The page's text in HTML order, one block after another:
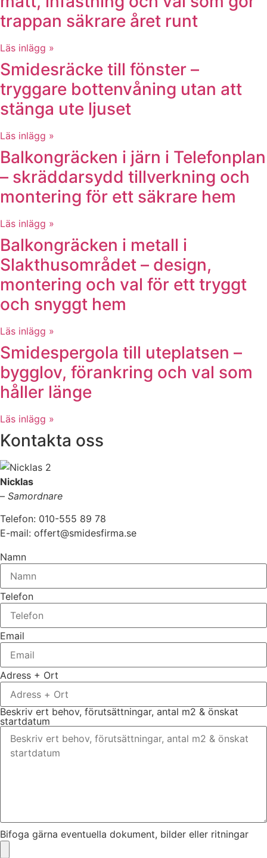
trappan säkrare året runt
Läs inlägg »
Smidesräcke till fönster –
tryggare bottenvåning utan att
stänga ute ljuset
Läs inlägg »
Balkongräcken i järn i Telefonplan
– skräddarsydd tillverkning och
montering för ett säkrare hem
Läs inlägg »
Balkongräcken i metall i
Slakthusområdet – design,
montering och val för ett tryggt
och snyggt hem
Läs inlägg »
Smidespergola till uteplatsen –
bygglov, förankring och val som
håller länge
Läs inlägg »
Kontakta oss
Nicklas
– Samordnare
Telefon: 010-555 89 78
E-mail: offert@smidesfirma.se
Namn
Telefon
Email
Adress + Ort
Beskriv ert behov, förutsättningar, antal m2 & önskat
startdatum
Bifoga gärna eventuella dokument, bilder eller ritningar